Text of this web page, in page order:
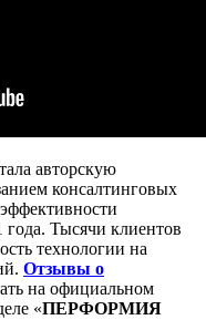
авторскую
консалтинговых
Тысячи клиентов
технологии на
Отзывы о
на официальном
«ПЕРФОРМИЯ